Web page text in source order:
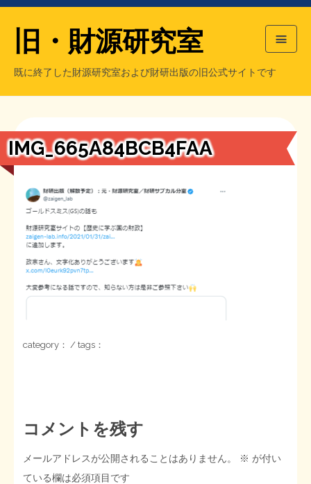
【国の、本当の】財源チラシ／旧・財源研究室
シン財源はあなたです／合同誌／旧・サブカル分室
もっと知りたい方へ
マネクリ戦士 RED & BLACK
旧・財源研究室
既に終了した財源研究室および財研出版の旧公式サイトです
旧・財源研究室について
チラシ発行部数
会計報告
旧・財研出版について
会計報告
IMG_665A84BCB4FAA
category： / tags：
コメントを残す
メールアドレスが公開されることはありません。 ※ が付い
ている欄は必須項目です